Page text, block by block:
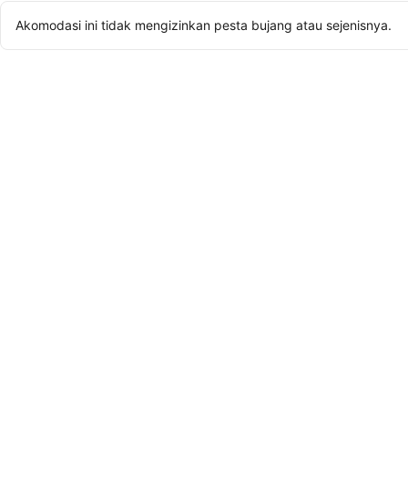
Akomodasi ini tidak mengizinkan pesta bujang atau sejenisnya.